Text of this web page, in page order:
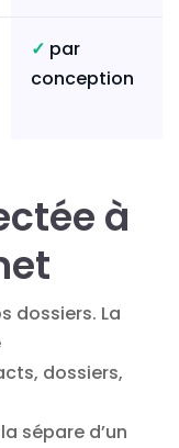
✓ par
conception
à
dossiers. La
dossiers,
sépare d’un